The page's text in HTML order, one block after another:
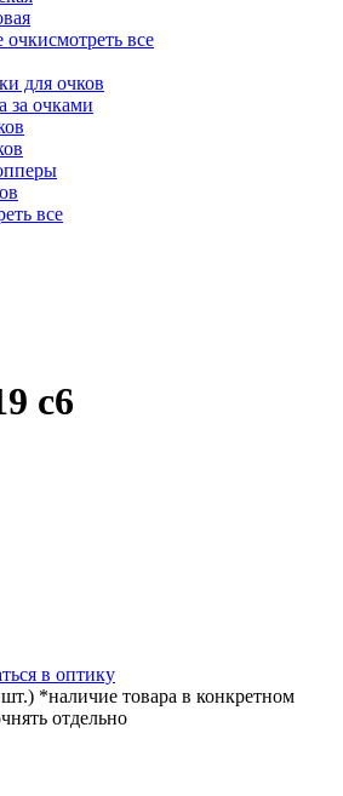
очкисмотреть все
для очков
за очками
все
с6
в оптику
*наличие товара в конкретном
отдельно